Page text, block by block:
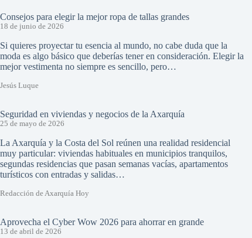
Consejos para elegir la mejor ropa de tallas grandes
18 de junio de 2026
Si quieres proyectar tu esencia al mundo, no cabe duda que la
moda es algo básico que deberías tener en consideración. Elegir la
mejor vestimenta no siempre es sencillo, pero…
Jesús Luque
Seguridad en viviendas y negocios de la Axarquía
25 de mayo de 2026
La Axarquía y la Costa del Sol reúnen una realidad residencial
muy particular: viviendas habituales en municipios tranquilos,
segundas residencias que pasan semanas vacías, apartamentos
turísticos con entradas y salidas…
Redacción de Axarquía Hoy
Aprovecha el Cyber Wow 2026 para ahorrar en grande
13 de abril de 2026